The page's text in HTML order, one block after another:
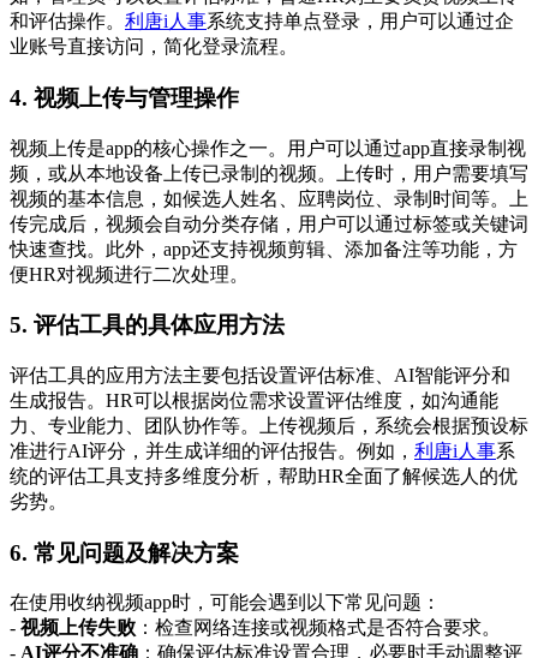
和评估操作。 利唐i人事系统支持单点登录，用户可以通过企
业账号直接访问，简化登录流程。
4. 视频上传与管理操作
视频上传是app的核心操作之一。用户可以通过app直接录制视
频，或从本地设备上传已录制的视频。上传时，用户需要填写
视频的基本信息，如候选人姓名、应聘岗位、录制时间等。上
传完成后，视频会自动分类存储，用户可以通过标签或关键词
快速查找。此外，app还支持视频剪辑、添加备注等功能，方
便HR对视频进行二次处理。
5. 评估工具的具体应用方法
评估工具的应用方法主要包括设置评估标准、AI智能评分和
生成报告。HR可以根据岗位需求设置评估维度，如沟通能
力、专业能力、团队协作等。上传视频后，系统会根据预设标
准进行AI评分，并生成详细的评估报告。例如， 利唐i人事系
统的评估工具支持多维度分析，帮助HR全面了解候选人的优
劣势。
6. 常见问题及解决方案
在使用收纳视频app时，可能会遇到以下常见问题：
- 视频上传失败 ：检查网络连接或视频格式是否符合要求。
- AI评分不准确 ：确保评估标准设置合理，必要时手动调整评